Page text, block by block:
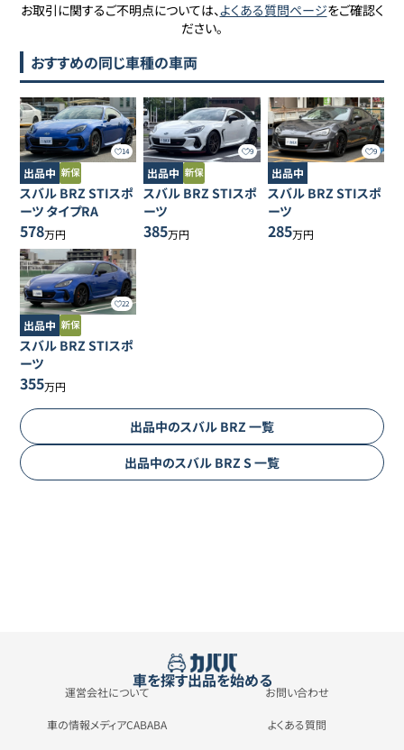
お取引に関するご不明点については、よくある質問ページをご確認く
ださい。
おすすめの同じ車種の車両
14
出品中
スバル BRZ STIスポ
ーツ タイプRA
578万円
9
出品中
スバル BRZ STIスポ
ーツ
385万円
9
出品中
スバル BRZ STIスポ
ーツ
285万円
22
出品中
スバル BRZ STIスポ
ーツ
355万円
出品中のスバル BRZ 一覧
出品中のスバル BRZ S一覧
車を探す出品を始める
運営会社について お問い合わせ
車の情報メディアCABABA よくある質問